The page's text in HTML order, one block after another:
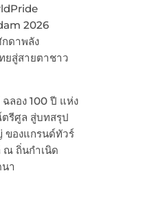
2026
ดาพลัง
ยสู่สายตาชาว
ฉลอง 100 ปี แห่ง
รีศูล สู่บทสรุป
ของแกรนด์ทัวร์
ณ ถิ่นกำเนิด
นา